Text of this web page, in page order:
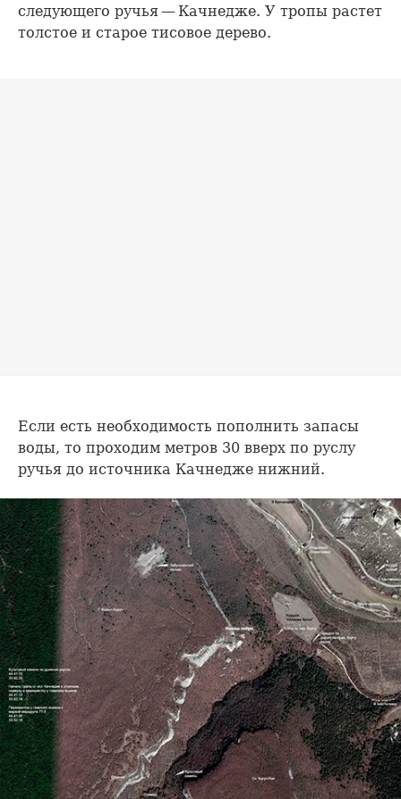
следующего ручья — Качнедже. У тропы растет
толстое и старое тисовое дерево.
Если есть необходимость пополнить запасы
воды, то проходим метров 30 вверх по руслу
ручья до источника Качнедже нижний.